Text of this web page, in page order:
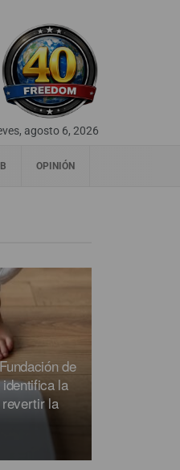
agosto 6, 2026
OPINIÓN
de
la
la